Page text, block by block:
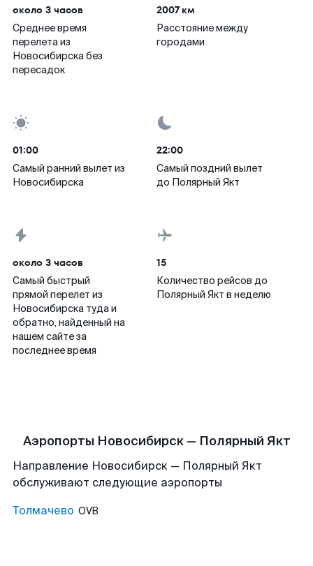
около 3 часов
Среднее время
перелета из
Новосибирска без
пересадок
2007 км
Расстояние между
городами
01:00
Самый ранний вылет из
Новосибирска
22:00
Самый поздний вылет
до Полярный Якт
около 3 часов
Самый быстрый
прямой перелет из
Новосибирска туда и
обратно, найденный на
нашем сайте за
последнее время
15
Количество рейсов до
Полярный Якт в неделю
Аэропорты Новосибирск — Полярный Якт
Направление Новосибирск — Полярный Якт
обслуживают следующие аэропорты
Толмачево OVB